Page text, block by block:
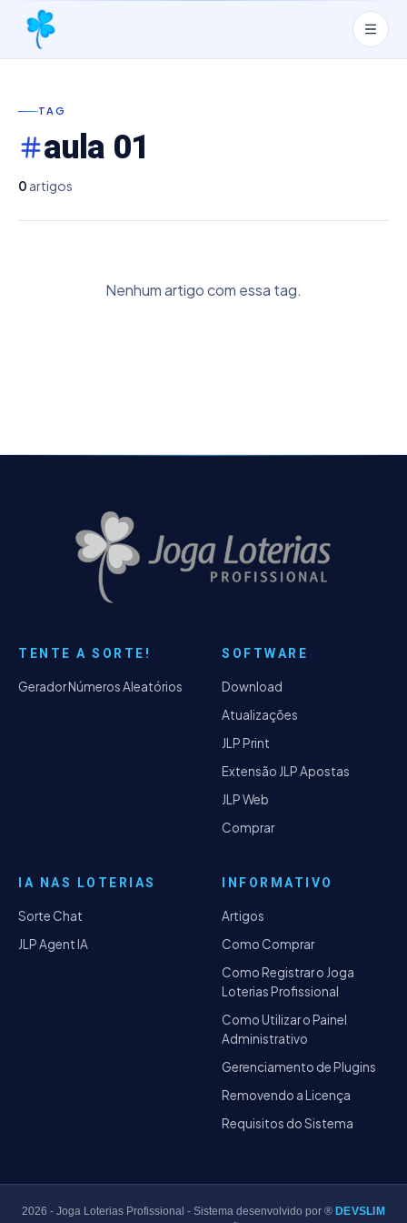
TAG
aula 01
0 artigos
Nenhum artigo com essa tag.
TENTE A SORTE!
Gerador Números Aleatórios
SOFTWARE
Download
Atualizações
JLP Print
Extensão JLP Apostas
JLP Web
Comprar
IA NAS LOTERIAS
Sorte Chat
JLP Agent IA
INFORMATIVO
Artigos
Como Comprar
Como Registrar o Joga
Loterias Profissional
Como Utilizar o Painel
Administrativo
Gerenciamento de Plugins
Removendo a Licença
Requisitos do Sistema
2026 - Joga Loterias Profissional - Sistema desenvolvido por ® DEVSLIM